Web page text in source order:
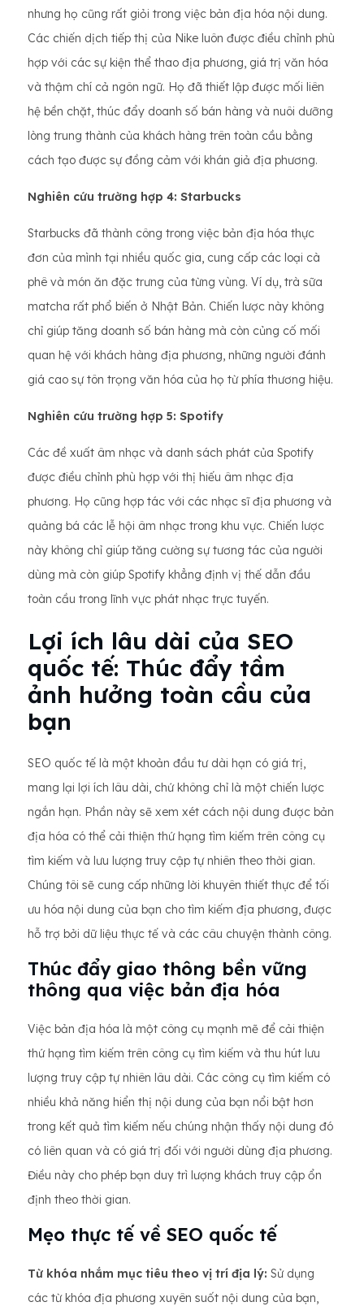
nhưng họ cũng rất giỏi trong việc bản địa hóa nội dung.
Các chiến dịch tiếp thị của Nike luôn được điều chỉnh phù
hợp với các sự kiện thể thao địa phương, giá trị văn hóa
và thậm chí cả ngôn ngữ. Họ đã thiết lập được mối liên
hệ bền chặt, thúc đẩy doanh số bán hàng và nuôi dưỡng
lòng trung thành của khách hàng trên toàn cầu bằng
cách tạo được sự đồng cảm với khán giả địa phương.
Nghiên cứu trường hợp 4: Starbucks
Starbucks đã thành công trong việc bản địa hóa thực
đơn của mình tại nhiều quốc gia, cung cấp các loại cà
phê và món ăn đặc trưng của từng vùng. Ví dụ, trà sữa
matcha rất phổ biến ở Nhật Bản. Chiến lược này không
chỉ giúp tăng doanh số bán hàng mà còn củng cố mối
quan hệ với khách hàng địa phương, những người đánh
giá cao sự tôn trọng văn hóa của họ từ phía thương hiệu.
Nghiên cứu trường hợp 5: Spotify
Các đề xuất âm nhạc và danh sách phát của Spotify
được điều chỉnh phù hợp với thị hiếu âm nhạc địa
phương. Họ cũng hợp tác với các nhạc sĩ địa phương và
quảng bá các lễ hội âm nhạc trong khu vực. Chiến lược
này không chỉ giúp tăng cường sự tương tác của người
dùng mà còn giúp Spotify khẳng định vị thế dẫn đầu
toàn cầu trong lĩnh vực phát nhạc trực tuyến.
Lợi ích lâu dài của SEO
quốc tế: Thúc đẩy tầm
ảnh hưởng toàn cầu của
bạn
SEO quốc tế là một khoản đầu tư dài hạn có giá trị,
mang lại lợi ích lâu dài, chứ không chỉ là một chiến lược
ngắn hạn. Phần này sẽ xem xét cách nội dung được bản
địa hóa có thể cải thiện thứ hạng tìm kiếm trên công cụ
tìm kiếm và lưu lượng truy cập tự nhiên theo thời gian.
Chúng tôi sẽ cung cấp những lời khuyên thiết thực để tối
ưu hóa nội dung của bạn cho tìm kiếm địa phương, được
hỗ trợ bởi dữ liệu thực tế và các câu chuyện thành công.
Thúc đẩy giao thông bền vững
thông qua việc bản địa hóa
Việc bản địa hóa là một công cụ mạnh mẽ để cải thiện
thứ hạng tìm kiếm trên công cụ tìm kiếm và thu hút lưu
lượng truy cập tự nhiên lâu dài. Các công cụ tìm kiếm có
nhiều khả năng hiển thị nội dung của bạn nổi bật hơn
trong kết quả tìm kiếm nếu chúng nhận thấy nội dung đó
có liên quan và có giá trị đối với người dùng địa phương.
Điều này cho phép bạn duy trì lượng khách truy cập ổn
định theo thời gian.
Mẹo thực tế về SEO quốc tế
Từ khóa nhắm mục tiêu theo vị trí địa lý: Sử dụng
các từ khóa địa phương xuyên suốt nội dung của bạn,